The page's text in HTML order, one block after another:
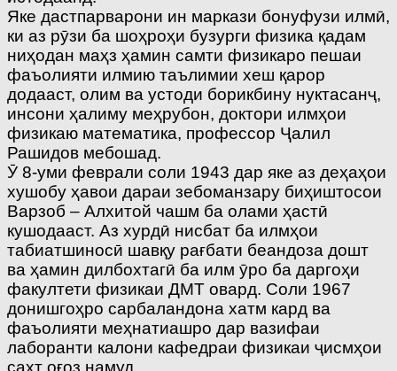
Яке дастпарварони ин маркази бонуфузи илмӣ,
ки аз рӯзи ба шоҳроҳи бузурги физика қадам
ниҳодан маҳз ҳамин самти физикаро пешаи
фаъолияти илмию таълимии хеш қарор
додааст, олим ва устоди борикбину нуктасанҷ,
инсони ҳалиму меҳрубон, доктори илмҳои
физикаю математика, профессор Ҷалил
Рашидов мебошад.
Ӯ 8-уми феврали соли 1943 дар яке аз деҳаҳои
хушобу ҳавои дараи зебоманзару биҳиштосои
Варзоб – Алхитой чашм ба олами ҳастӣ
кушодааст. Аз хурдӣ нисбат ба илмҳои
табиатшиносӣ шавқу рағбати беандоза дошт
ва ҳамин дилбохтагӣ ба илм ӯро ба даргоҳи
факултети физикаи ДМТ овард. Соли 1967
донишгоҳро сарбаландона хатм кард ва
фаъолияти меҳнатиашро дар вазифаи
лаборанти калони кафедраи физикаи ҷисмҳои
сахт оғоз намуд.